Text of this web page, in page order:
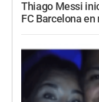
Thiago Messi
FC Barcelona